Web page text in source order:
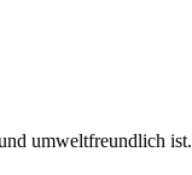
umweltfreundlich ist.